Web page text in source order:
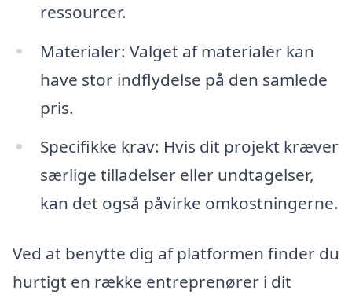
ressourcer.
Materialer: Valget af materialer kan
have stor indflydelse på den samlede
pris.
Specifikke krav: Hvis dit projekt kræver
særlige tilladelser eller undtagelser,
kan det også påvirke omkostningerne.
Ved at benytte dig af platformen finder du
hurtigt en række entreprenører i dit